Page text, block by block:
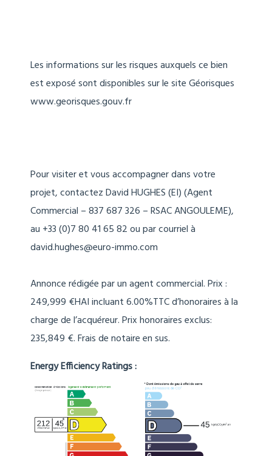
Les informations sur les risques auxquels ce bien
est exposé sont disponibles sur le site Géorisques
www.georisques.gouv.fr
Pour visiter et vous accompagner dans votre
projet, contactez David HUGHES (EI) (Agent
Commercial – 837 687 326 – RSAC ANGOULEME),
au +33 (0)7 80 41 65 82 ou par courriel à
david.hughes@euro-immo.com
Annonce rédigée par un agent commercial. Prix :
249,999 €HAI incluant 6.00%TTC d’honoraires à la
charge de l’acquéreur. Prix honoraires exclus:
235,849 €. Frais de notaire en sus.
Energy Efficiency Ratings :